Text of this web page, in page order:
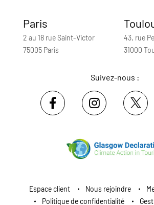
Paris
2 au 18 rue Saint-Victor
75005 Paris
43, rue
31000
Suivez-nous :
Espace client Nous rejoindre
Politique de confidentialité